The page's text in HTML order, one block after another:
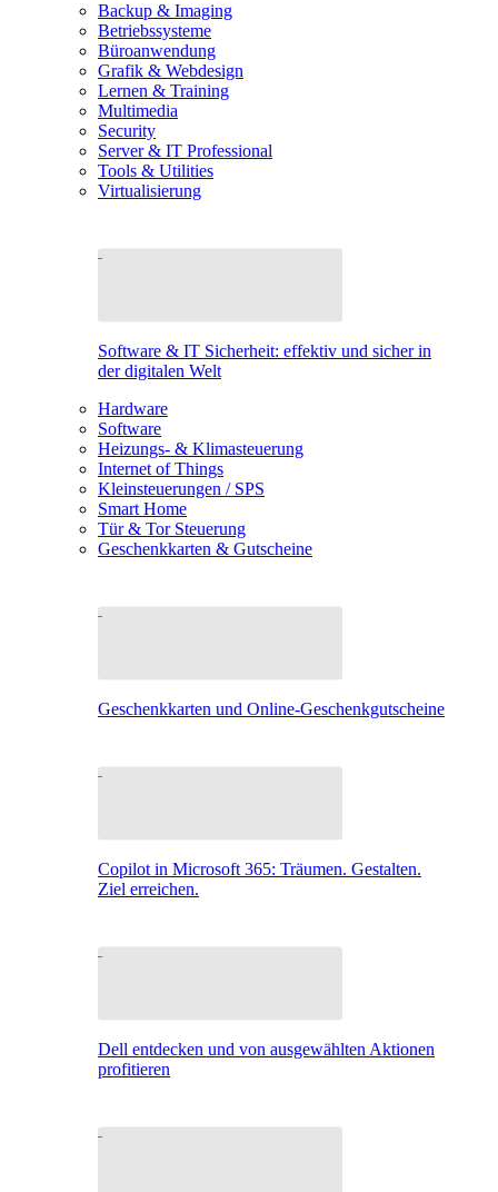
Backup & Imaging
Betriebssysteme
Büroanwendung
Grafik & Webdesign
Lernen & Training
Multimedia
Security
Server & IT Professional
Tools & Utilities
Virtualisierung
Software & IT Sicherheit: effektiv und sicher in
der digitalen Welt
Hardware
Software
Heizungs- & Klimasteuerung
Internet of Things
Kleinsteuerungen / SPS
Smart Home
Tür & Tor Steuerung
Geschenkkarten & Gutscheine
Geschenkkarten und Online-Geschenkgutscheine
Copilot in Microsoft 365: Träumen. Gestalten.
Ziel erreichen.
Dell entdecken und von ausgewählten Aktionen
profitieren